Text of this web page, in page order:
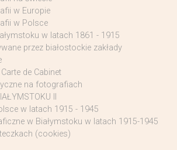
w Europie
w Polsce
w latach 1861 - 1915
przez białostockie zakłady
de Cabinet
na fotografiach
II
w latach 1915 - 1945
w Białymstoku w latach 1915-1945
(cookies)